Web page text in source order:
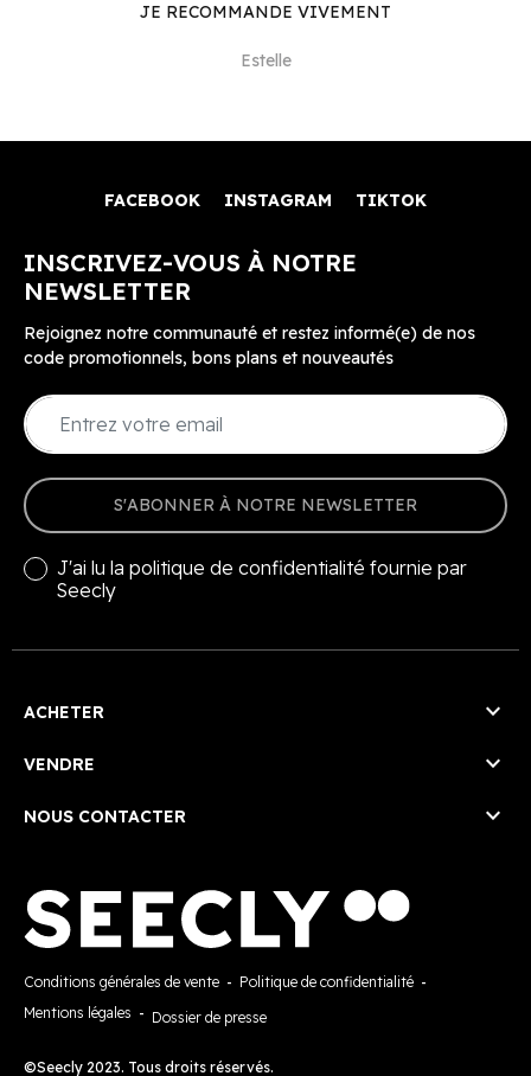
JE RECOMMANDE VIVEMENT
Estelle
FACEBOOK INSTAGRAM TIKTOK
INSCRIVEZ-VOUS À NOTRE
NEWSLETTER
Rejoignez notre communauté et restez informé(e) de nos
code promotionnels, bons plans et nouveautés
S'ABONNER À NOTRE NEWSLETTER
J'ai lu la politique de confidentialité fournie par
Seecly
ACHETER 
VENDRE 
NOUS CONTACTER 
Conditions générales de vente - Politique de confidentialité -
Mentions légales - Dossier de presse
©Seecly 2023. Tous droits réservés.